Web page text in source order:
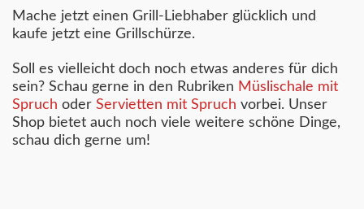
Mache jetzt einen Grill-Liebhaber glücklich und
kaufe jetzt eine Grillschürze.
Soll es vielleicht doch noch etwas anderes für dich
sein? Schau gerne in den Rubriken Müslischale mit
Spruch oder Servietten mit Spruch vorbei. Unser
Shop bietet auch noch viele weitere schöne Dinge,
schau dich gerne um!